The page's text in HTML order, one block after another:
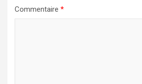
Commentaire *